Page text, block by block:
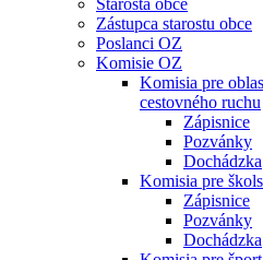
Starosta obce
Zástupca starostu obce
Poslanci OZ
Komisie OZ
Komisia pre
cestovného ruchu
Zápisnice
Pozvánky
Dochádzka
Komisia pre
Zápisnice
Pozvánky
Dochádzka